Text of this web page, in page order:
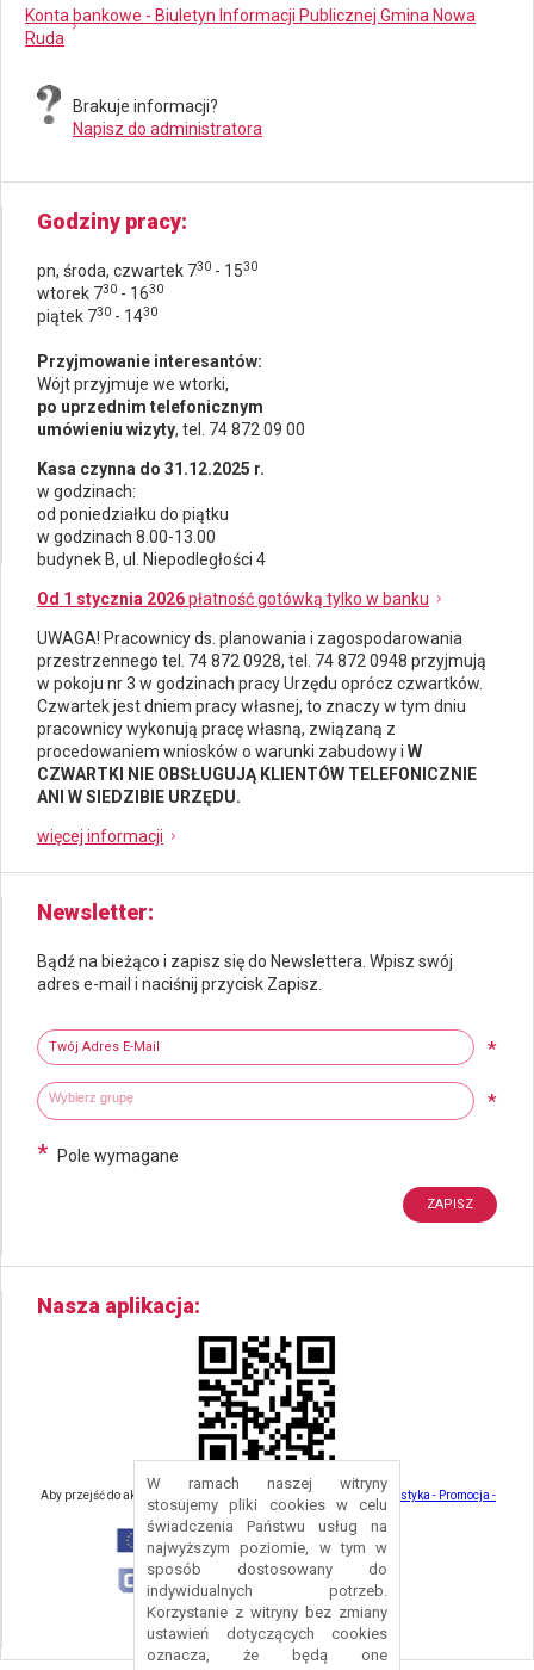
W ramach naszej witryny
stosujemy pliki cookies w celu
świadczenia Państwu usług na
najwyższym poziomie, w tym w
sposób dostosowany do
indywidualnych potrzeb.
Korzystanie z witryny bez zmiany
ustawień dotyczących cookies
oznacza, że będą one
Konta bankowe - Biuletyn Informacji Publicznej Gmina Nowa
Ruda
Brakuje informacji?
Napisz do administratora
Godziny pracy
pn, środa, czwartek 730 - 1530
wtorek 730 - 1630
piątek 730 - 1430
Przyjmowanie interesantów:
Wójt przyjmuje we wtorki,
po uprzednim telefonicznym
umówieniu wizyty, tel. 74 872 09 00
Kasa czynna do 31.12.2025 r.
w godzinach:
od poniedziałku do piątku
w godzinach 8.00-13.00
budynek B, ul. Niepodległości 4
Od 1 stycznia 2026płatność gotówką tylko w banku
UWAGA! Pracownicy ds. planowania i zagospodarowania
przestrzennego tel. 74 872 0928, tel. 74 872 0948 przyjmują
w pokoju nr 3 w godzinach pracy Urzędu oprócz czwartków.
Czwartek jest dniem pracy własnej, to znaczy w tym dniu
pracownicy wykonują pracę własną, związaną z
procedowaniem wniosków o warunki zabudowy i W
CZWARTKI NIE OBSŁUGUJĄ KLIENTÓW TELEFONICZNIE
ANI W SIEDZIBIE URZĘDU.
więcej informacji
Newsletter
Bądź na bieżąco i zapisz się do Newslettera. Wpisz swój
adres e-mail i naciśnij przycisk Zapisz.
Twój adres e-mail
*
Wybierz grupy tematyczne *
Wpisz wyszukiwaną fraze
* Pole wymagane
Nasza aplikacja
Aby przejść do aktualności związanych z turystyką - kliknij tu:
Turystyka - Promocja -
Strefa Turysty - Gmina Nowa Ruda